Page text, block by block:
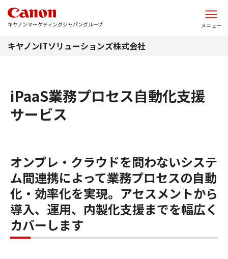
キヤノンマーケティングジャパングループ メニュー
キヤノンITソリューションズ株式会社
iPaaS業務プロセス自動化支援
サービス
オンプレ・クラウドを問わないシステ
ム間連携によって業務プロセスの自動
化・効率化を実現。アセスメントから
導入、運用、内製化支援までを幅広く
カバーします